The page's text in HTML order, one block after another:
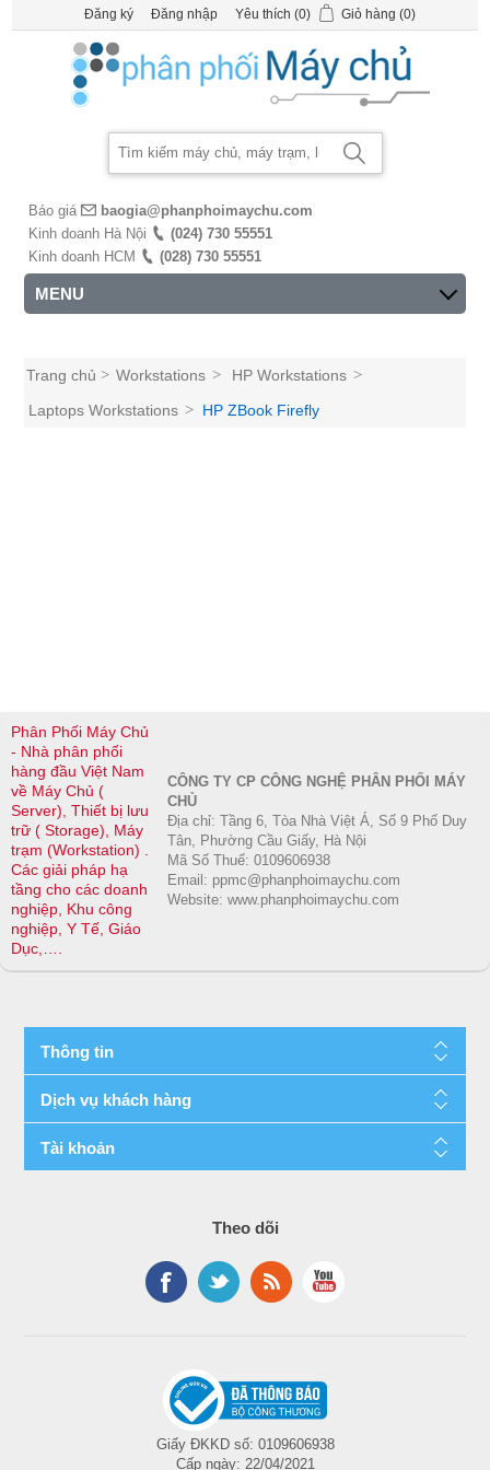
Đăng ký Đăng nhập Yêu thích (0) Giỏ hàng (0)
Báo giá
baogia@phanphoimaychu.com
Kinh doanh Hà Nội
(024) 730 55551
Kinh doanh HCM
(028) 730 55551
MENU
Trang chủ > Workstations > HP Workstations >
Laptops Workstations > HP ZBook Firefly
Phân Phối Máy Chủ
- Nhà phân phối
hàng đầu Việt Nam
về Máy Chủ (
Server), Thiết bị lưu
trữ ( Storage), Máy
trạm (Workstation) .
Các giải pháp hạ
tầng cho các doanh
nghiệp, Khu công
nghiệp, Y Tế, Giáo
Dục,….
CÔNG TY CP CÔNG NGHỆ PHÂN PHỐI MÁY
CHỦ
Địa chỉ: Tầng 6, Tòa Nhà Việt Á, Số 9 Phố Duy
Tân, Phường Cầu Giấy, Hà Nội
Mã Số Thuế: 0109606938
Email: ppmc@phanphoimaychu.com
Website: www.phanphoimaychu.com
Thông tin
Dịch vụ khách hàng
Tài khoản
Theo dõi
Giấy ĐKKD số: 0109606938
Cấp ngày: 22/04/2021